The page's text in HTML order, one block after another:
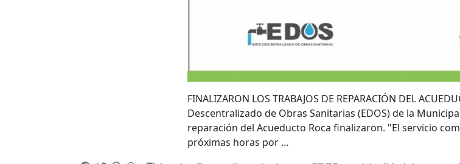
FINALIZARON LOS TRABAJOS DE REPARACIÓN DEL
Descentralizado de Obras Sanitarias (EDOS) de la
reparación del Acueducto Roca finalizaron. "El servicio
próximas horas por …